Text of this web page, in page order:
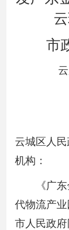
市
云城区人
机构 ：
《广
代物流产
市人民政